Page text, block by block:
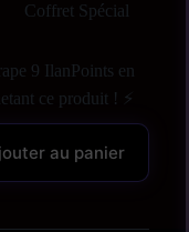
Coffret Spécial
9 IlanPoints en
ce produit ! ⚡
au panier